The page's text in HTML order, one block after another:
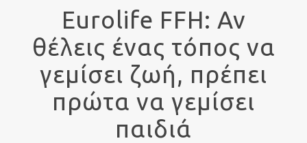
Eurolife FFH: Αν
θέλεις ένας τόπος να
γεμίσει ζωή, πρέπει
πρώτα να γεμίσει
παιδιά